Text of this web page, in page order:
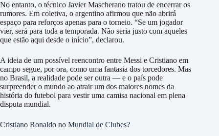
No entanto, o técnico Javier Mascherano tratou de encerrar os
rumores. Em coletiva, o argentino afirmou que não abrirá
espaço para reforços apenas para o torneio. “Se um jogador
vier, será para toda a temporada. Não seria justo com aqueles
que estão aqui desde o início”, declarou.
A ideia de um possível reencontro entre Messi e Cristiano em
campo segue, por ora, como uma fantasia dos torcedores. Mas
no Brasil, a realidade pode ser outra — e o país pode
surpreender o mundo ao atrair um dos maiores nomes da
história do futebol para vestir uma camisa nacional em plena
disputa mundial.
Cristiano Ronaldo no Mundial de Clubes?